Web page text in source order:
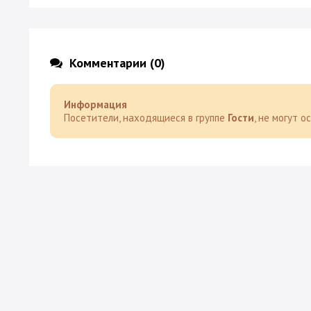
Комментарии (0)
Информация
Посетители, находящиеся в группе Гости, не могут